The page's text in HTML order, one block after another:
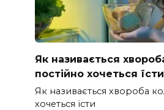
Як називається
постійно хочеться
Як називається хвороба
хочеться їсти